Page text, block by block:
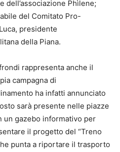
dell’associazione Phìlene;
del Comitato Pro-
presidente
della Piana.
rappresenta anche il
campagna di
ha infatti annunciato
sarà presente nelle piazze
un gazebo informativo per
il progetto del “Treno
punta a riportare il trasporto